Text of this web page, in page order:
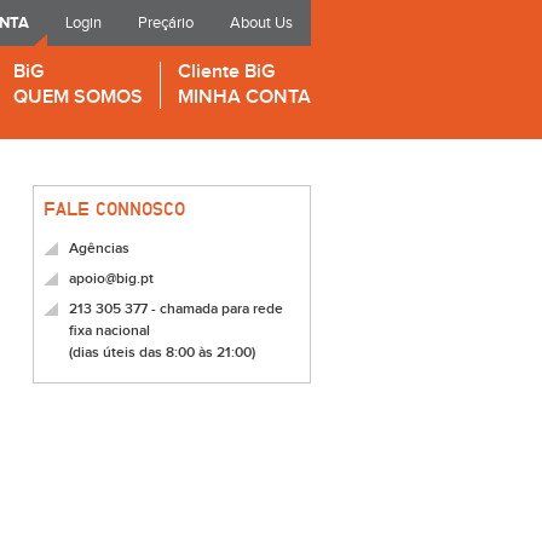
Login Preçário About Us
BiG
QUEM SOMOS
Cliente BiG
MINHA CONTA
FALE CONNOSCO
Agências
apoio@big.pt
213 305 377 - chamada para rede
fixa nacional
(dias úteis das 8:00 às 21:00)